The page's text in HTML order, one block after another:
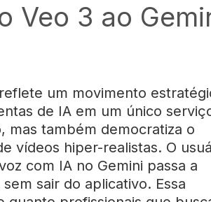
Veo 3 ao
um movimento
de IA em um único
mas também democratiza o
vídeos hiper-realistas. O
com IA no Gemini passa a
sair do aplicativo. Essa